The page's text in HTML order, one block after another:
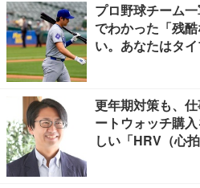
プロ野球チーム
でわかった「残
い。あなたはタ
更年期対策も、
ートウォッチ購
しい「HRV（心